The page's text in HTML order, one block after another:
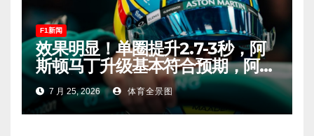
F1新闻
效果明显！单圈提升2.7-3秒，阿
斯顿马丁升级基本符合预期，阿隆
索有望在匈牙利进入Q2！
7 月 25, 2026 体育全景图